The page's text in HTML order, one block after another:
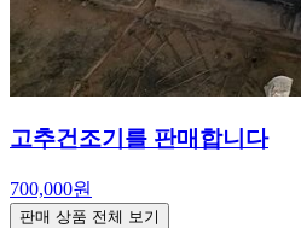
고추건조기를 판매합니다
700,000원
판매 상품 전체 보기